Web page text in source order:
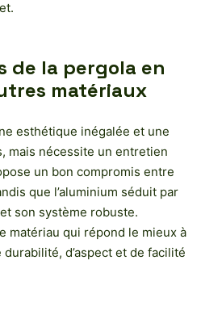
de la pergola en
matériaux
esthétique inégalée et une
mais nécessite un entretien
un bon compromis entre
que l’aluminium séduit par
son système robuste.
matériau qui répond le mieux à
d’aspect et de facilité